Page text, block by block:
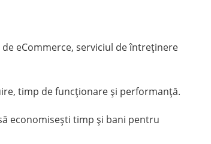
eCommerce, serviciul de întreținere
timp de funcționare și performanță.
economisești timp și bani pentru